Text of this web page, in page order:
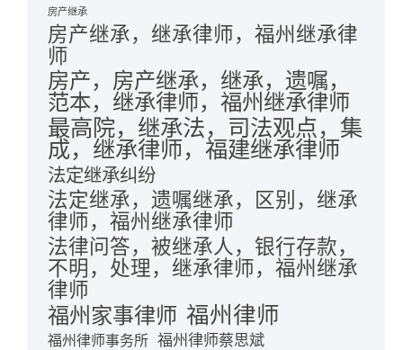
房产继承
房产继承，继承律师，福州继承律
师
房产，房产继承，继承，遗嘱，
范本，继承律师，福州继承律师
最高院，继承法，司法观点，集
成，继承律师，福建继承律师
法定继承纠纷
法定继承，遗嘱继承，区别，继承
律师，福州继承律师
法律问答，被继承人，银行存款，
不明，处理，继承律师，福州继承
律师
福州家事律师 福州律师
福州律师事务所 福州律师蔡思斌